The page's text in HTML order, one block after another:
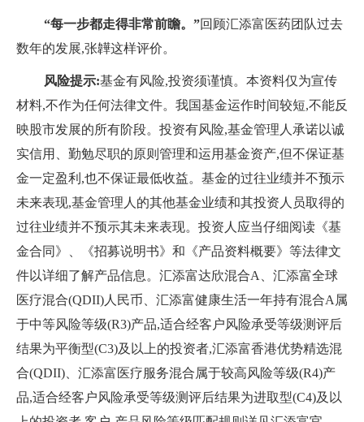
“每一步都走得非常前瞻。”回顾汇添富医药团队过去
数年的发展,张韡这样评价。
风险提示:基金有风险,投资须谨慎。本资料仅为宣传
材料,不作为任何法律文件。我国基金运作时间较短,不能反
映股市发展的所有阶段。投资有风险,基金管理人承诺以诚
实信用、勤勉尽职的原则管理和运用基金资产,但不保证基
金一定盈利,也不保证最低收益。基金的过往业绩并不预示
未来表现,基金管理人的其他基金业绩和其投资人员取得的
过往业绩并不预示其未来表现。投资人应当仔细阅读《基
金合同》、《招募说明书》和《产品资料概要》等法律文
件以详细了解产品信息。汇添富达欣混合A、汇添富全球
医疗混合(QDII)人民币、汇添富健康生活一年持有混合A属
于中等风险等级(R3)产品,适合经客户风险承受等级测评后
结果为平衡型(C3)及以上的投资者,汇添富香港优势精选混
合(QDII)、汇添富医疗服务混合属于较高风险等级(R4)产
品,适合经客户风险承受等级测评后结果为进取型(C4)及以